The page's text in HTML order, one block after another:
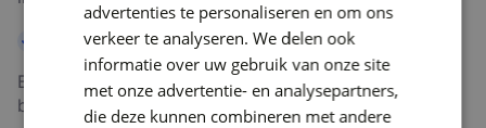
Verklein risico’s
Beperk security- en continuïteitsrisico’s met structureel
beheer en proactieve monitoring.
advertenties te personaliseren en om ons
verkeer te analyseren. We delen ook
informatie over uw gebruik van onze site
met onze advertentie- en analysepartners,
die deze kunnen combineren met andere